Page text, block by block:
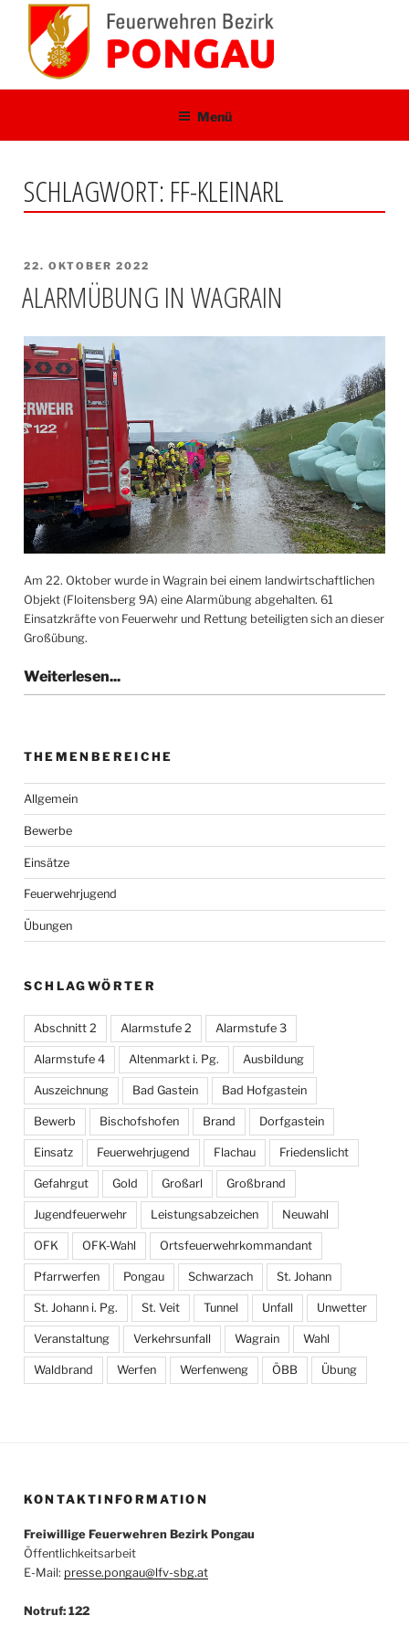
springen
Menü
SCHLAGWORT: FF-KLEINARL
VERÖFFENTLICHT
22. OKTOBER 2022
ALARMÜBUNG IN WAGRAIN
Am 22. Oktober wurde in Wagrain bei einem landwirtschaftlichen
Objekt (Floitensberg 9A) eine Alarmübung abgehalten. 61
Einsatzkräfte von Feuerwehr und Rettung beteiligten sich an dieser
Großübung.
THEMENBEREICHE
Allgemein
Bewerbe
Einsätze
Feuerwehrjugend
Übungen
SCHLAGWÖRTER
Abschnitt 2 Alarmstufe 2 Alarmstufe 3
Alarmstufe 4 Altenmarkt i. Pg. Ausbildung
Auszeichnung Bad Gastein Bad Hofgastein
Bewerb Bischofshofen Brand Dorfgastein
Einsatz Feuerwehrjugend Flachau Friedenslicht
Gefahrgut Gold Großarl Großbrand
Jugendfeuerwehr Leistungsabzeichen Neuwahl
OFK OFK-Wahl Ortsfeuerwehrkommandant
Pfarrwerfen Pongau Schwarzach St. Johann
St. Johann i. Pg. St. Veit Tunnel Unfall Unwetter
Veranstaltung Verkehrsunfall Wagrain Wahl
Waldbrand Werfen Werfenweng ÖBB Übung
KONTAKTINFORMATION
Freiwillige Feuerwehren Bezirk Pongau
Öffentlichkeitsarbeit
E-Mail: presse.pongau@lfv-sbg.at
Notruf: 122